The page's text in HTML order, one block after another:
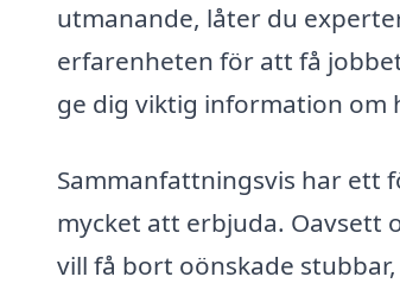
utmanande, låter du
erfarenheten för att få
ge dig viktig information om
Sammanfattningsvis har ett
mycket att erbjuda. Oavsett
vill få bort oönskade